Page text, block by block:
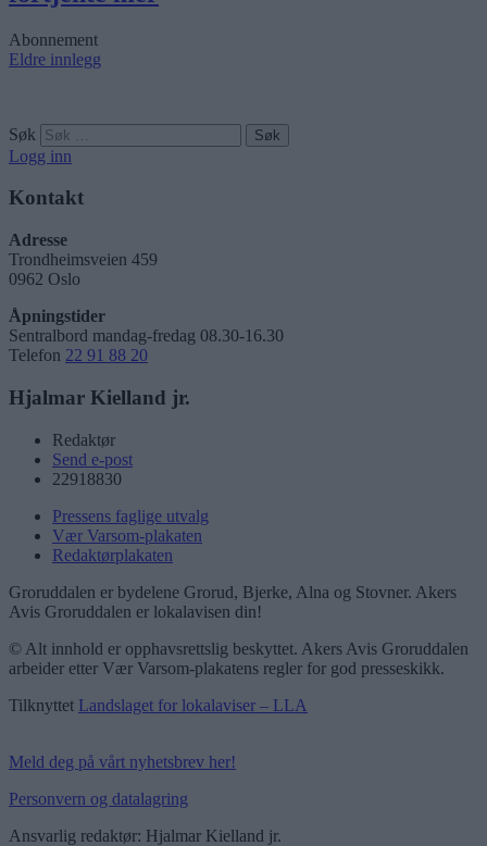
Abonnement
Eldre innlegg
Søk
Logg inn
Kontakt
Adresse
Trondheimsveien 459
0962 Oslo
Åpningstider
Sentralbord mandag-fredag 08.30-16.30
Telefon 22 91 88 20
Hjalmar Kielland jr.
Redaktør
Send e-post
22918830
Pressens faglige utvalg
Vær Varsom-plakaten
Redaktørplakaten
Groruddalen er bydelene Grorud, Bjerke, Alna og Stovner. Akers
Avis Groruddalen er lokalavisen din!
© Alt innhold er opphavsrettslig beskyttet. Akers Avis Groruddalen
arbeider etter Vær Varsom-plakatens regler for god presseskikk.
Tilknyttet Landslaget for lokalaviser – LLA
Meld deg på vårt nyhetsbrev her!
Personvern og datalagring
Ansvarlig redaktør: Hjalmar Kielland jr.